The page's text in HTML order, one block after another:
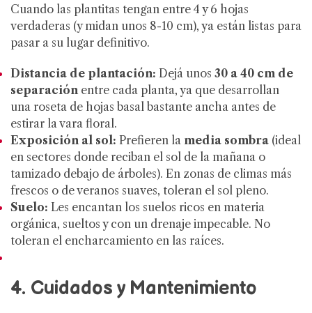
Cuando las plantitas tengan entre 4 y 6 hojas
verdaderas (y midan unos 8-10 cm), ya están listas para
pasar a su lugar definitivo.
Distancia de plantación: Dejá unos 30 a 40 cm de
separación entre cada planta, ya que desarrollan
una roseta de hojas basal bastante ancha antes de
estirar la vara floral.
Exposición al sol: Prefieren la media sombra (ideal
en sectores donde reciban el sol de la mañana o
tamizado debajo de árboles). En zonas de climas más
frescos o de veranos suaves, toleran el sol pleno.
Suelo: Les encantan los suelos ricos en materia
orgánica, sueltos y con un drenaje impecable. No
toleran el encharcamiento en las raíces.
4. Cuidados y Mantenimiento